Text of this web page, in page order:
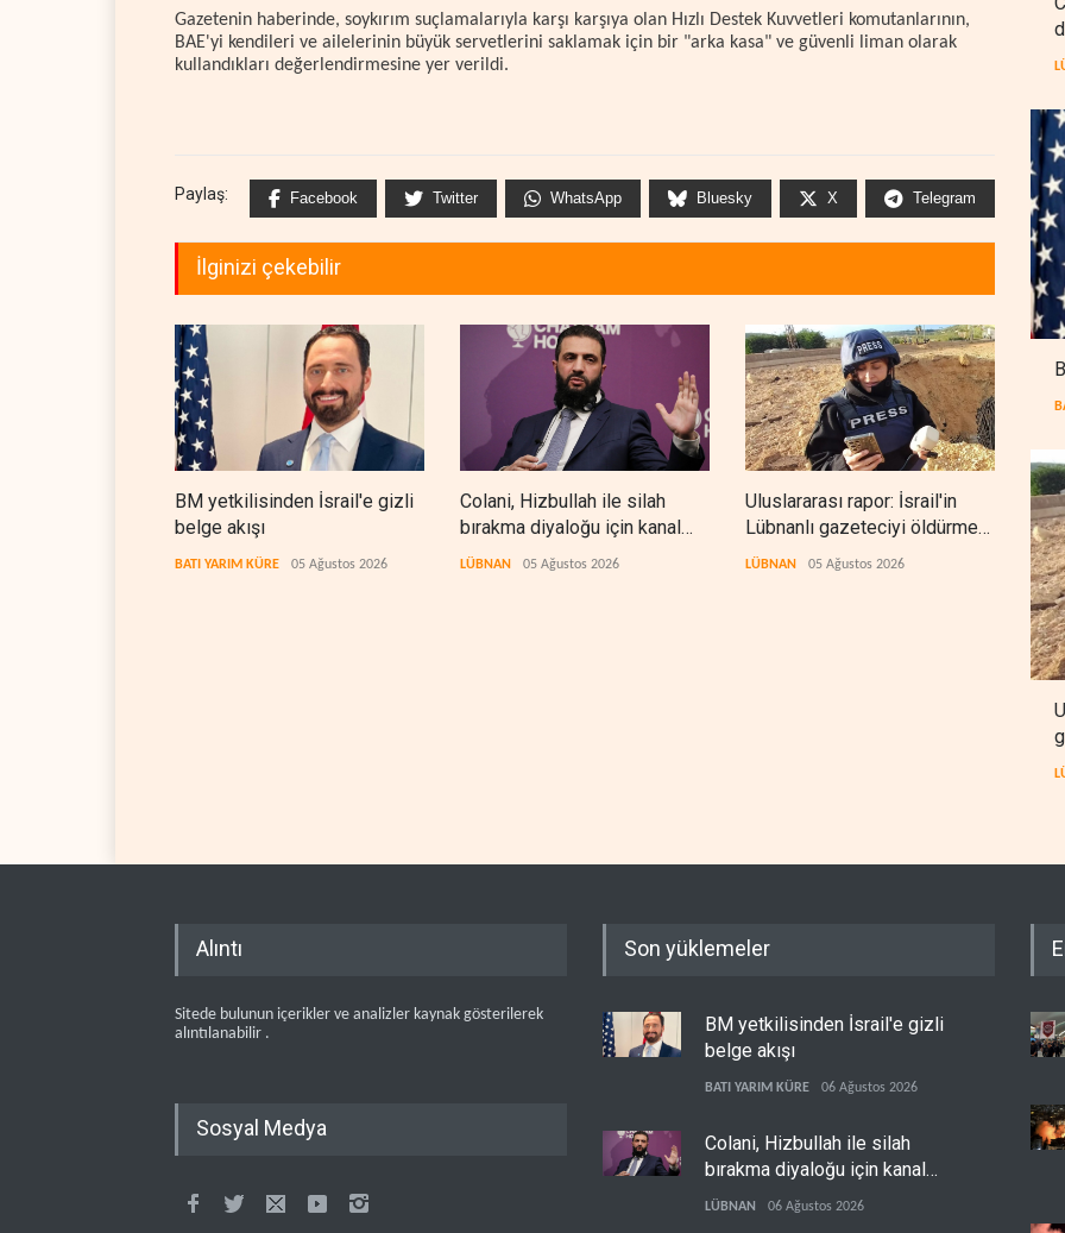
Gazetenin haberinde, soykırım suçlamalarıyla karşı karşıya olan Hızlı Destek Kuvvetleri komutanlarının,
BAE'yi kendileri ve ailelerinin büyük servetlerini saklamak için bir "arka kasa" ve güvenli liman olarak
kullandıkları değerlendirmesine yer verildi.
Paylaş: Facebook Twitter WhatsApp Bluesky X Telegram
İlginizi çekebilir
BM yetkilisinden İsrail'e gizli
belge akışı
BATI YARIM KÜRE 05 Ağustos 2026
Colani, Hizbullah ile silah
bırakma diyaloğu için kanal
arıyor
LÜBNAN 05 Ağustos 2026
Uluslararası rapor: İsrail'in
Lübnanlı gazeteciyi öldürmesi
savaş suçu
LÜBNAN 05 Ağustos 2026 BATI
Alıntı
Sitede bulunun içerikler ve analizler kaynak gösterilerek
alıntılanabilir .
Sosyal Medya
Son yüklemeler
BM yetkilisinden İsrail'e gizli
belge akışı
BATI YARIM KÜRE 06 Ağustos 2026
Colani, Hizbullah ile silah
bırakma diyaloğu için kanal
arıyor
LÜBNAN 06 Ağustos 2026